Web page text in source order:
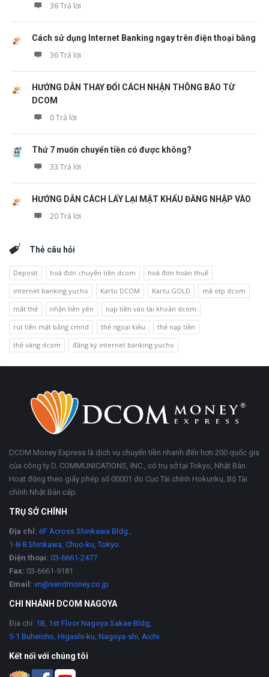
36 Trả lời
Cách sử dụng Internet Banking ngay trên điện thoại bằng
36 Trả lời
HƯỚNG DẪN THAY ĐỔI CÁCH NHẬN THÔNG BÁO TỪ
DCOM
0 Trả lời
Thứ 7 muốn chuyển tiền có được không?
33 Trả lời
HƯỚNG DẪN CÁCH LẤY LẠI MẬT KHẨU ĐĂNG NHẬP VÀO
20 Trả lời
Thẻ câu hỏi
Deposit hoá đơn chuyển tiền dcom
hoá đơn hoàn thuế
internet banking yucho
Kartu DCOM Kartu GOLD
mã otp dcom
mất thẻ
nhận tiền yên
nạp tiền vào tài khoản dcom
rút tiền mặt bằng cmnd
thẻ ngoại kiều
thẻ nạp tiền
thẻ vàng dcom
đăng ký internet banking yucho
khoảng
DCOM Money Express là dịch vụ chuyển tiền nhanh đến hơn 200 quốc gia
của công ty D. COMMUNICATIONS, INC., có trụ sở tại Tokyo, Nhật Bản.
Hoạt động theo giấy phép số 00001 do Cục Tài chính Hokuriku, Bộ Tài
chính Nhật Bản cấp.
TRỤ SỞ CHÍNH
Địa chỉ: 6F Across Shinkawa Bldg.,
1-8-8 Shinkawa, Chuo-ku, Tokyo.
Điện thoại: 03-6661-2477
Fax: 03-6661-9181
Email: vn@sendmoney.co.jp
CHI NHÁNH DCOM NAGOYA
Địa chỉ: 1B, 1st Floor Nagoya Sakae Bldg,
5-1 Buheicho, Higashi-ku, Nagoya-shi, Aichi.
Kết nối với chúng tôi